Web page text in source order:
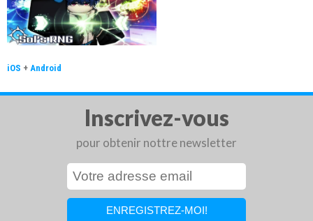
iOS + Android
Inscrivez-vous
pour obtenir nottre newsletter